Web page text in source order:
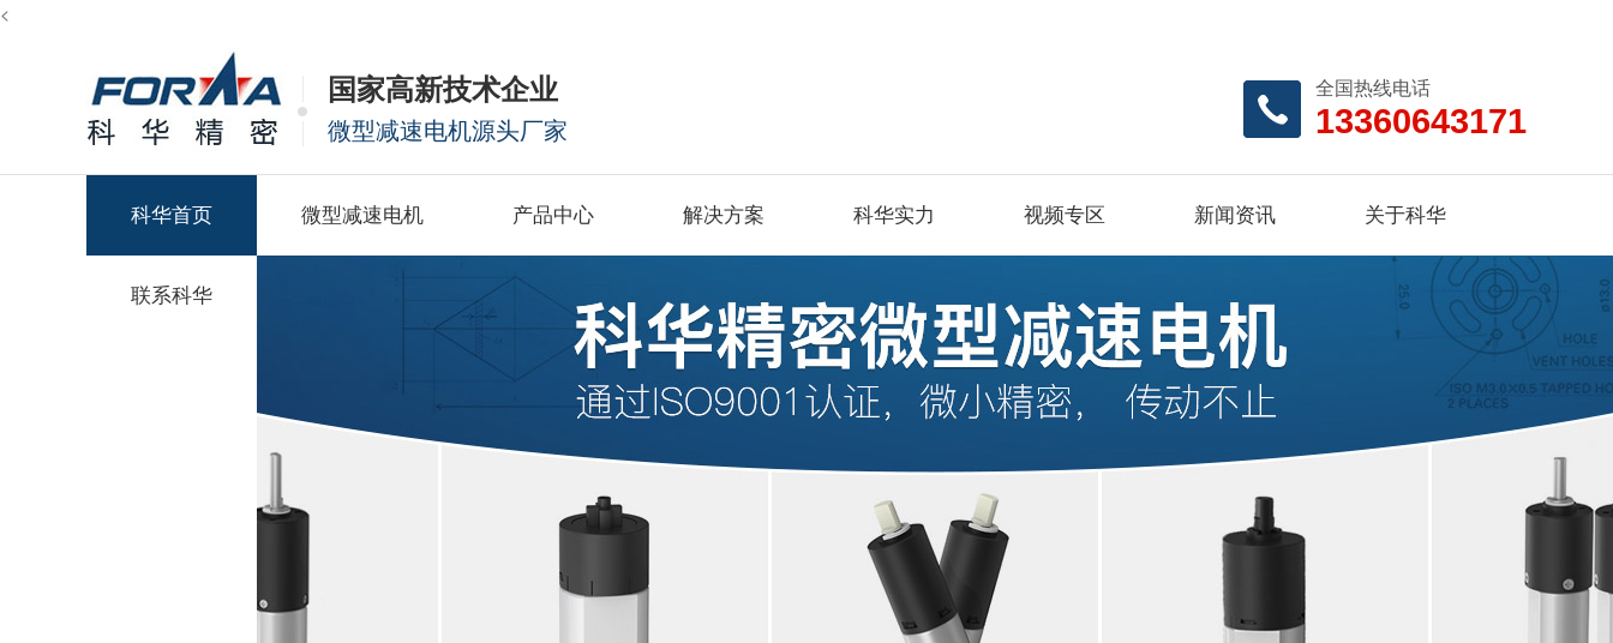
<
国家高新技术企业
微型减速电机源头厂家
全国热线电话
13360643171
科华首页 微型减速电机 产品中心 解决方案 科华实力 视频专区 新闻资讯 关于科华
联系科华